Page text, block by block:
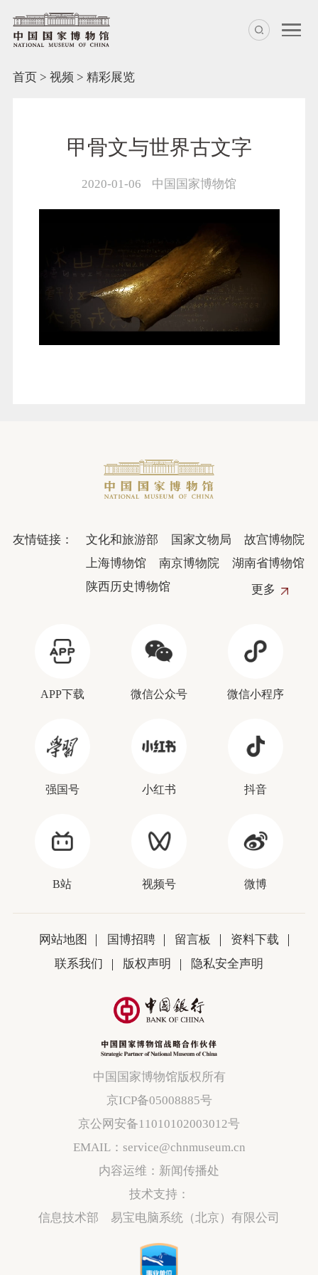
首页> 视频 > 精彩展览
甲骨文与世界古文字
2020-01-06 中国国家博物馆
友情链接： 文化和旅游部 国家文物局
故宫博物院
上海博物馆
南京博物院
湖南省博物馆
陕西历史博物馆
更多
APP下载 微信公众号 微信小程序
强国号 小红书 抖音
B站 视频号 微博
网站地图 国博招聘 留言板
资料下载
联系我们
版权声明 隐私安全声明
中国国家博物馆版权所有
京ICP备05008885号
京公网安备11010102003012号
EMAIL：service@chnmuseum.cn
内容运维：新闻传播处
技术支持：
信息技术部 易宝电脑系统（北京）有限公司